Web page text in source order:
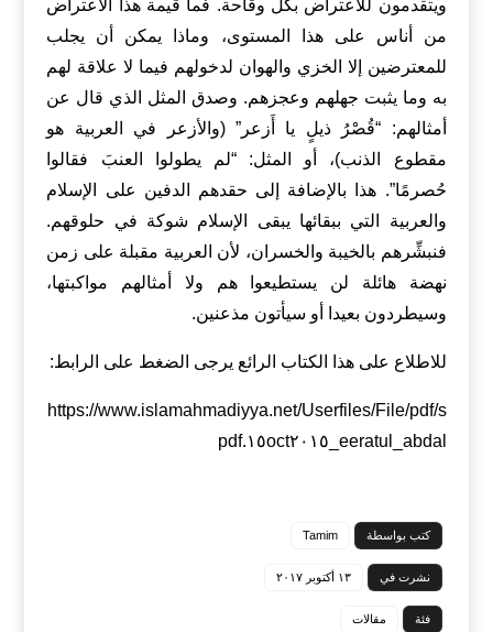
ويتقدمون للاعتراض بكل وقاحة. فما قيمة هذا الاعتراض
من أناس على هذا المستوى، وماذا يمكن أن يجلب
للمعترضين إلا الخزي والهوان لدخولهم فيما لا علاقة لهم
به وما يثبت جهلهم وعجزهم. وصدق المثل الذي قال عن
أمثالهم: “قُصْرُ ذيلٍ يا أَزعر” (والأزعر في العربية هو
مقطوع الذنب)، أو المثل: “لم يطولوا العنبَ فقالوا
حُصرمًا”. هذا بالإضافة إلى حقدهم الدفين على الإسلام
والعربية التي ببقائها يبقى الإسلام شوكة في حلوقهم.
فنبشِّرهم بالخيبة والخسران، لأن العربية مقبلة على زمن
نهضة هائلة لن يستطيعوا هم ولا أمثالهم مواكبتها،
وسيطردون بعيدا أو سيأتون مذعنين.
للاطلاع على هذا الكتاب الرائع يرجى الضغط على الرابط:
https://www.islamahmadiyya.net/Userfiles/File/pdf/s
eeratul_abdal_١٥oct٢٠١٥.pdf
كتب بواسطة Tamim
نشرت في ١٣ أكتوبر ٢٠١٧
فئة مقالات